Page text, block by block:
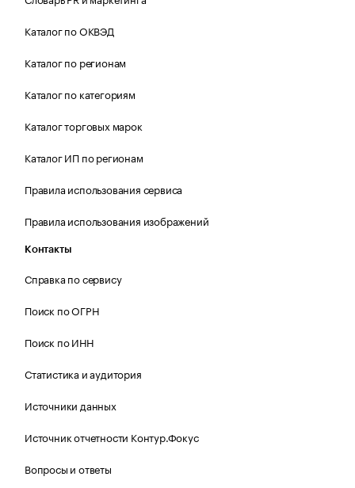
Каталог по ОКВЭД
Каталог по регионам
Каталог по категориям
Каталог торговых марок
Каталог ИП по регионам
Правила использования сервиса
Правила использования изображений
Контакты
Справка по сервису
Поиск по ОГРН
Поиск по ИНН
Статистика и аудитория
Источники данных
Источник отчетности Контур.Фокус
Вопросы и ответы